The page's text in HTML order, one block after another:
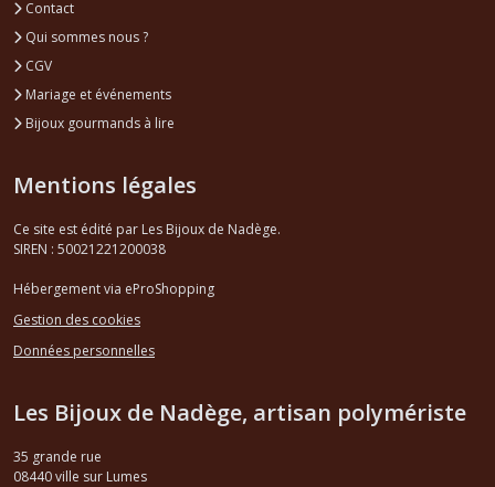
Contact
Qui sommes nous ?
CGV
Mariage et événements
Bijoux gourmands à lire
Mentions légales
Ce site est édité par Les Bijoux de Nadège.
SIREN : 50021221200038
Hébergement via eProShopping
Gestion des cookies
Données personnelles
Les Bijoux de Nadège, artisan polymériste
35 grande rue
08440ville sur Lumes